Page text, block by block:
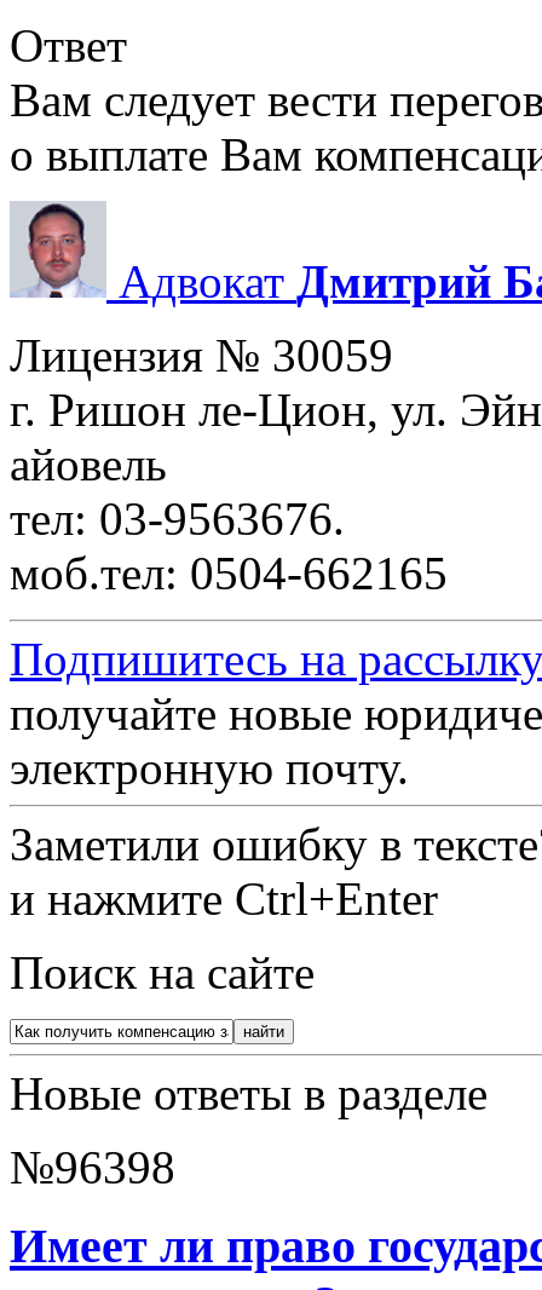
Ответ
Вам следует вести
о выплате Вам
Адвокат Дмитрий
Лицензия № 30059
г. Ришон ле-Цион, ул.
айовель
тел: 03-9563676.
моб.тел: 0504-662165
Подпишитесь на
получайте новые
электронную почту.
Заметили ошибку в
и нажмите Ctrl+Enter
Поиск на сайте
Новые ответы в разделе
№96398
Имеет ли право